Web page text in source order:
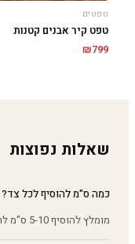
טפטים
טפט קיר אבנים קטנות
₪799
שאלות נפוצות
כמה ס"מ להוסיף לכל צד?
מומלץ להוסיף 5-10 ס"מ לרוחב ולגובה. כך תוכלו לחתוך בדיוק ולקבל מיפוי מושלם על הקיר.